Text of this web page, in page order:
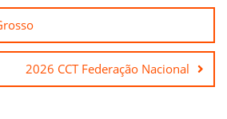
2026 CCT Federação Nacional